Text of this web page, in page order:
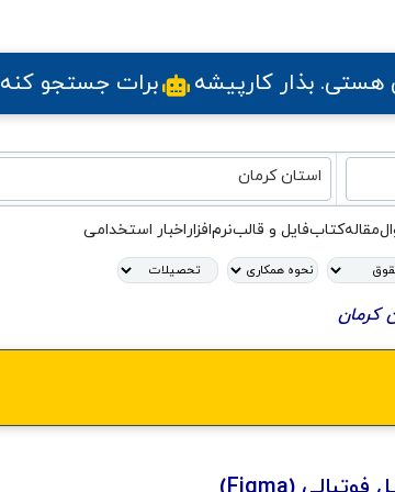
هستی. بذار کارپیشه برات جستجو کنه
استان کرمان
مقالهکتابفایل و قالبنرم‌افزاراخبار استخدامی